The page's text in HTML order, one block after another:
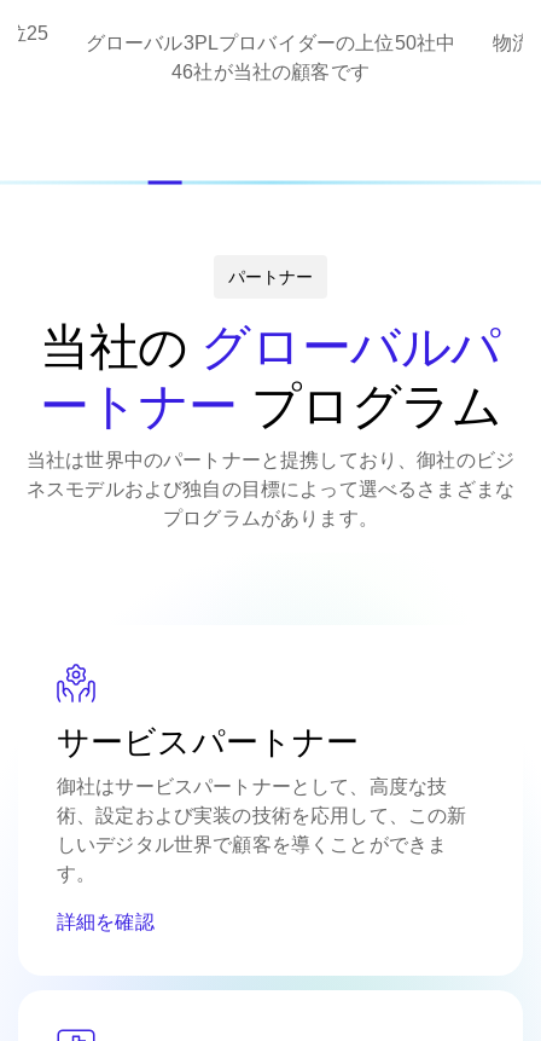
25
グローバル3PLプロバイダーの上位50社中
46社が当社の顧客です
物流
パートナー
当社の グローバルパ
ートナー プログラム
当社は世界中のパートナーと提携しており、御社のビジ
ネスモデルおよび独自の目標によって選べるさまざまな
プログラムがあります。
サービスパートナー
御社はサービスパートナーとして、高度な技
術、設定および実装の技術を応用して、この新
しいデジタル世界で顧客を導くことができま
す。
詳細を確認